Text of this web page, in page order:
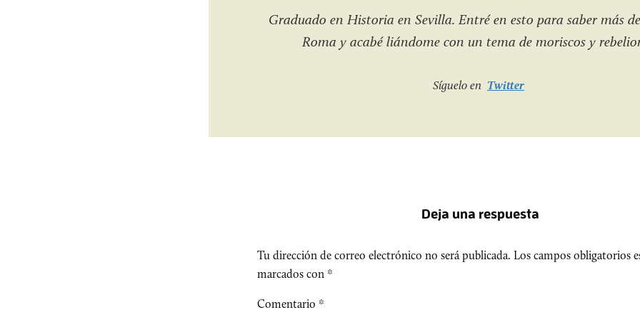
Graduado en Historia en Sevilla. Entré en esto para saber más
Roma y acabé liándome con un tema de moriscos y
Síguelo en Twitter
Deja una respuesta
Tu dirección de correo electrónico no será publicada. Los campos obligatorios
marcados con *
Comentario *